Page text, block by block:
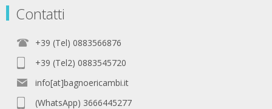
Contatti
+39 (Tel) 0883566876
+39 (Tel2) 0883545720
info[at]bagnoericambi.it
(WhatsApp) 3666445277